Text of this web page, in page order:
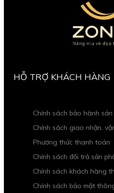
HỖ TRỢ KHÁCH HÀNG
Chính sách bảo hành sản
Chính sách giao nhận,
Phương thức thanh toán
Chính sách đổi trả sản
Chính sách khách hàng
Chính sách bảo mật